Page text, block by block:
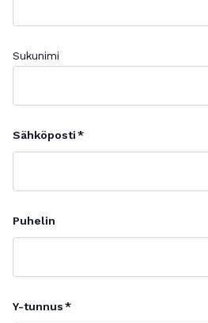
Sukunimi
Sähköposti
Puhelin
Y-tunnus